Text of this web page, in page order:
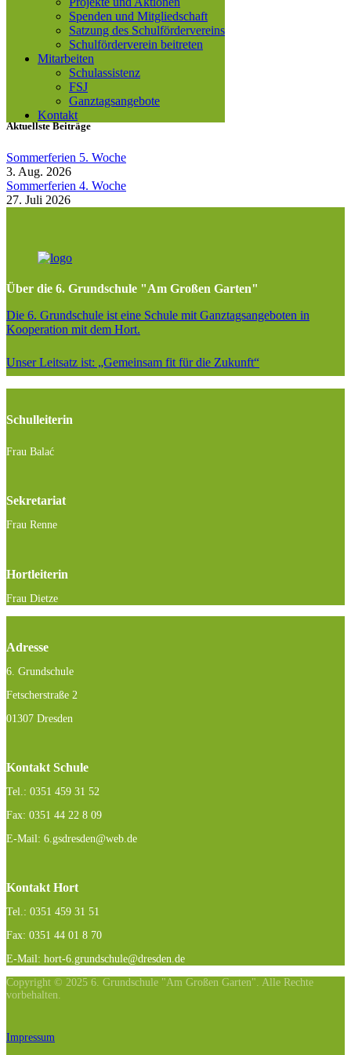
Spenden und Mitgliedschaft
Satzung des Schulfördervereins
Schulförderverein beitreten
Mitarbeiten
Schulassistenz
FSJ
Ganztagsangebote
Kontakt
Elternrat
Hort
Schule
Schulförderverein
Aktuellste Beiträge
Sommerferien 5. Woche
3. Aug. 2026
Sommerferien 4. Woche
27. Juli 2026
Über die 6. Grundschule "Am Großen Garten"
Die 6. Grundschule ist eine Schule mit Ganztagsangeboten in
Kooperation mit dem Hort.
Unser Leitsatz ist: „Gemeinsam fit für die Zukunft“
Schulleiterin
Frau Balać
Sekretariat
Frau Renne
Hortleiterin
Frau Dietze
Adresse
6. Grundschule
Fetscherstraße 2
01307 Dresden
Kontakt Schule
Tel.: 0351 459 31 52
Fax: 0351 44 22 8 09
E-Mail: 6.gsdresden@web.de
Kontakt Hort
Tel.: 0351 459 31 51
Fax: 0351 44 01 8 70
E-Mail: hort-6.grundschule@dresden.de
Copyright © 2025 6. Grundschule "Am Großen Garten". Alle Rechte
vorbehalten.
Impressum